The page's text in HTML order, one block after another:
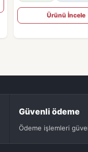
Ürünü İncele
Güvenli ödeme
Ödeme işlemleri